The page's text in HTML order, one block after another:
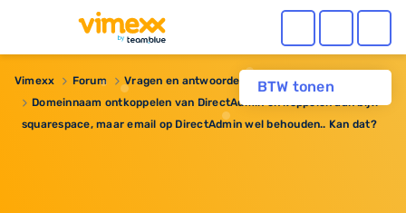
BTW tonen
Vimexx Forum Vragen en antwoorden
Webhosting
Domeinnaam ontkoppelen van DirectAdmin en koppelen aan bijv.
squarespace, maar email op DirectAdmin wel behouden.. Kan dat?